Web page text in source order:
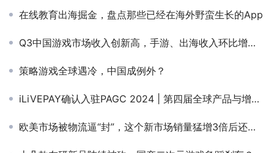
在线教育出海掘金，盘点那些已经在海外野蛮生长的App
Q3中国游戏市场收入创新高，手游、出海收入环比增长超20%
策略游戏全球遇冷，中国成例外？
iLiVEPAY确认入驻PAGC 2024 | 第四届全球产品与增长展会！
欧美市场被物流逼“封”，这个新市场销量猛增3倍后还将大爆发